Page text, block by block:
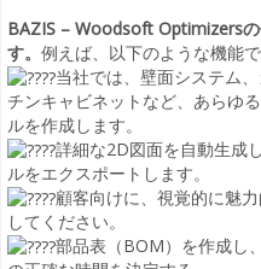
BAZIS – Woodsoft Optimizers
す。 例えば、以下のような機能で
当社では、壁面システム
チンキャビネットなど、あらゆ
ルを作成します。
詳細な2D図面を自動生成
ルをエクスポートします。
顧客向けに、視覚的に魅
してください。
部品表（BOM）を作成し